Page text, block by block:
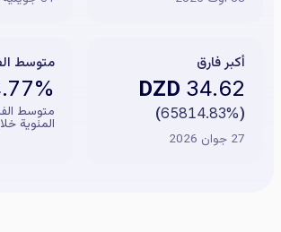
أكبر فارق
34.62
(
65814.83%
)
27 جوان 2026
متوسط
متوسط
المئوية